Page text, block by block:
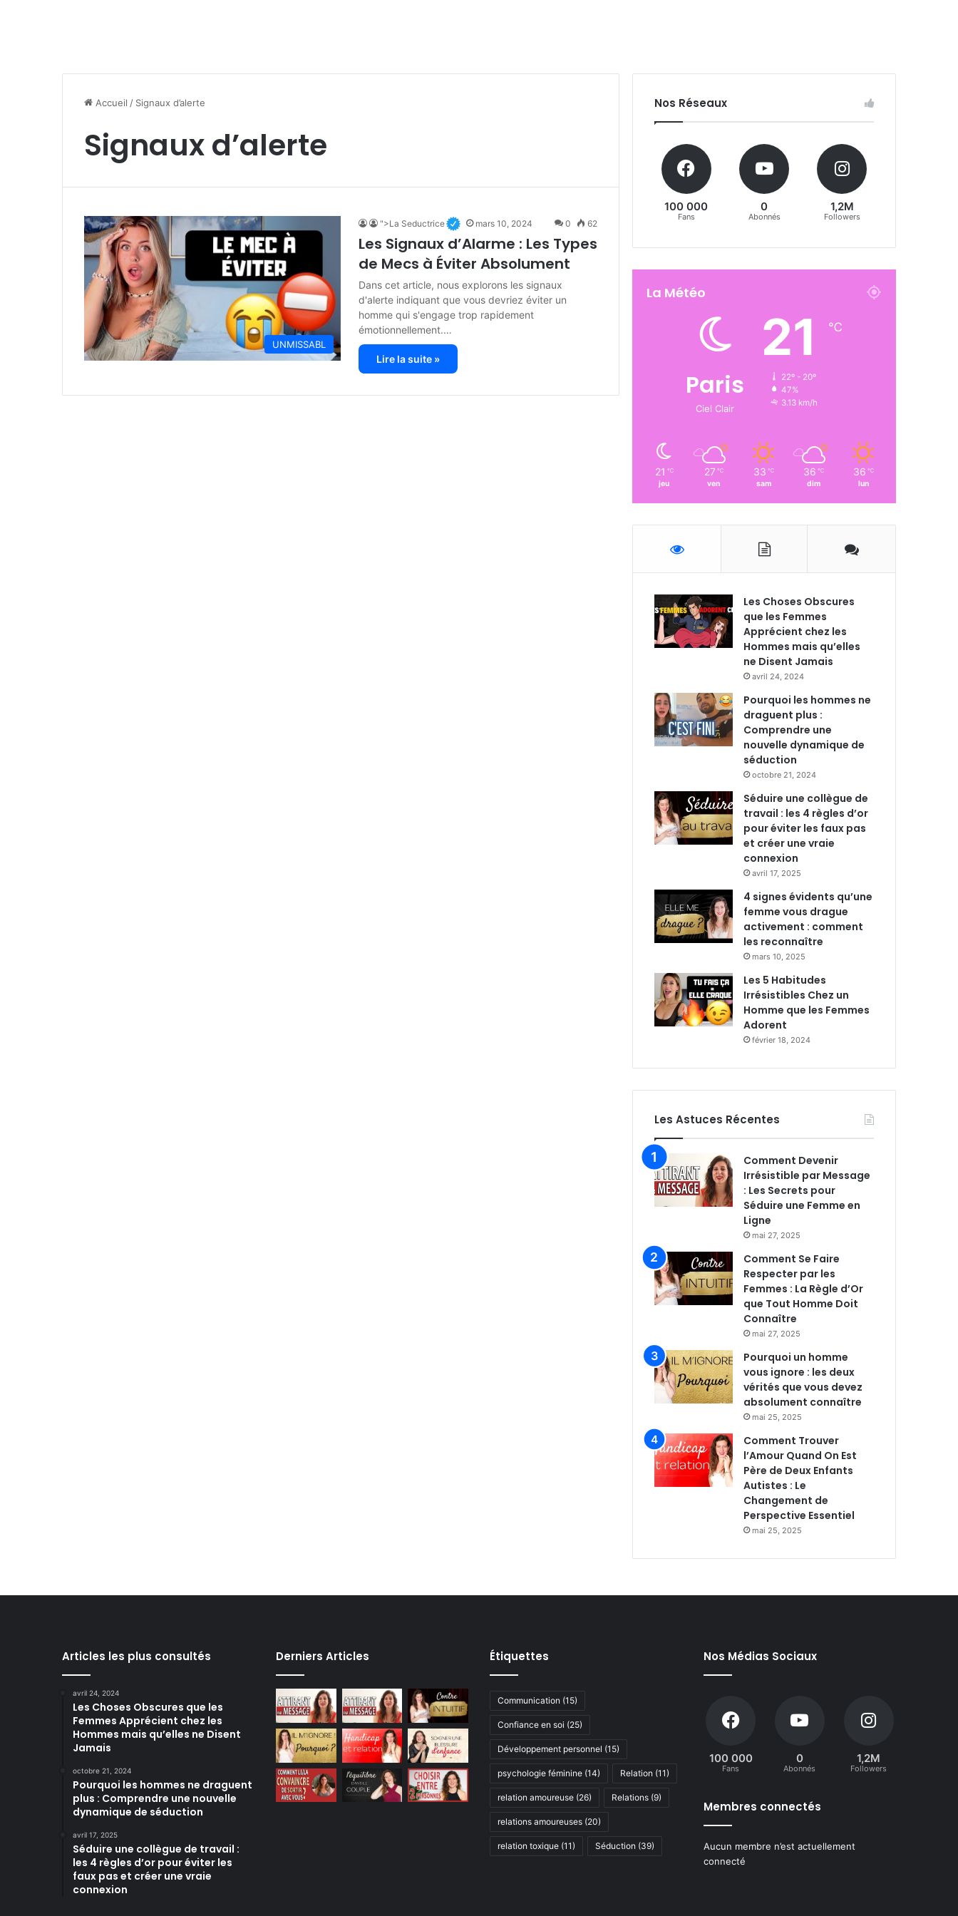
Accueil / Signaux d’alerte
Signaux d’alerte
UNMISSABL
">La Seductrice mars 10, 2024 0 62
Les Signaux d’Alarme : Les Types
de Mecs à Éviter Absolument
Dans cet article, nous explorons les signaux
d'alerte indiquant que vous devriez éviter un
homme qui s'engage trop rapidement
émotionnellement.…
Lire la suite »
Nos Réseaux
100 000
Fans
0
Abonnés
1,2M
Followers
La Météo
Paris
Ciel Clair
21 ℃
22º - 20º
47%
3.13 km/h
21 ℃
jeu
27 ℃
ven
33 ℃
sam
36 ℃
dim
36 ℃
lun
Les Choses Obscures
que les Femmes
Apprécient chez les
Hommes mais qu’elles
ne Disent Jamais
avril 24, 2024
Pourquoi les hommes ne
draguent plus :
Comprendre une
nouvelle dynamique de
séduction
octobre 21, 2024
Séduire une collègue de
travail : les 4 règles d’or
pour éviter les faux pas
et créer une vraie
connexion
avril 17, 2025
4 signes évidents qu’une
femme vous drague
activement : comment
les reconnaître
mars 10, 2025
Les 5 Habitudes
Irrésistibles Chez un
Homme que les Femmes
Adorent
février 18, 2024
Les Astuces Récentes
Comment Devenir
Irrésistible par Message
: Les Secrets pour
Séduire une Femme en
Ligne
mai 27, 2025
Comment Se Faire
Respecter par les
Femmes : La Règle d’Or
que Tout Homme Doit
Connaître
mai 27, 2025
Pourquoi un homme
vous ignore : les deux
vérités que vous devez
absolument connaître
mai 25, 2025
Comment Trouver
l’Amour Quand On Est
Père de Deux Enfants
Autistes : Le
Changement de
Perspective Essentiel
mai 25, 2025
Articles les plus consultés
avril 24, 2024
Les Choses Obscures que les
Femmes Apprécient chez les
Hommes mais qu’elles ne Disent
Jamais
octobre 21, 2024
Pourquoi les hommes ne draguent
plus : Comprendre une nouvelle
dynamique de séduction
avril 17, 2025
Séduire une collègue de travail :
les 4 règles d’or pour éviter les
faux pas et créer une vraie
connexion
Derniers Articles Étiquettes
Communication (15)
Confiance en soi (25)
Développement personnel (15)
psychologie féminine (14) Relation (11)
relation amoureuse (26) Relations (9)
relations amoureuses (20)
relation toxique (11) Séduction (39)
Nos Médias Sociaux
100 000
Fans
0
Abonnés
1,2M
Followers
Membres connectés
Aucun membre n’est actuellement
connecté